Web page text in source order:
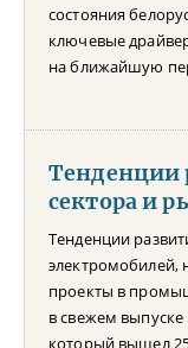
состояния
ключевые
на ближайшую
Тенденции
сектора и
Тенденции
электромобилей,
проекты в
в свежем
который вышел